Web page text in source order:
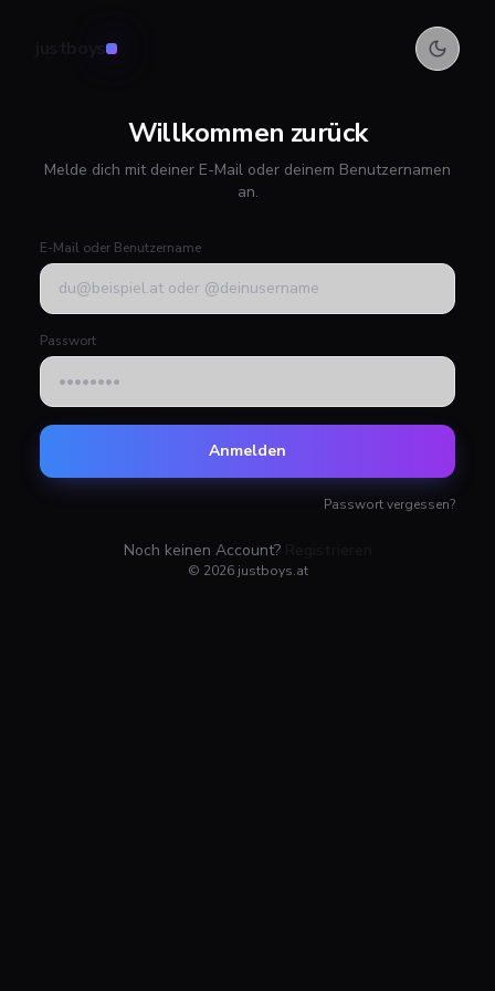
Willkommen zurück
Melde dich mit deiner E-Mail oder deinem Benutzernamen
an.
E-Mail oder Benutzername
Passwort
Anmelden
Passwort vergessen?
Noch keinen Account?
© 2026justboys.at